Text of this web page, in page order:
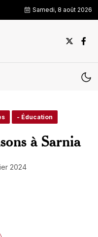
Samedi, 8 août 2026
- Éducation
à Sarnia
2024